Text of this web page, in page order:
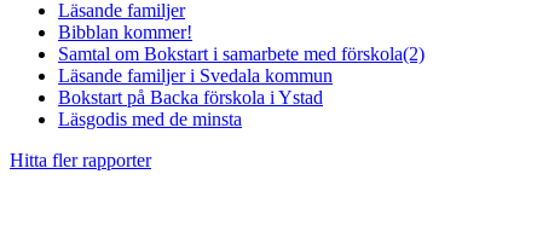
Läsande familjer
Bibblan kommer!
Samtal om Bokstart i samarbete med förskola(2)
Läsande familjer i Svedala kommun
Bokstart på Backa förskola i Ystad
Läsgodis med de minsta
Hitta fler rapporter